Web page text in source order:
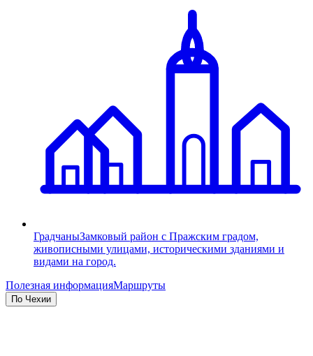
ГрадчаныЗамковый район с Пражским градом,
живописными улицами, историческими зданиями и
видами на город.
Полезная информацияМаршруты
По Чехии